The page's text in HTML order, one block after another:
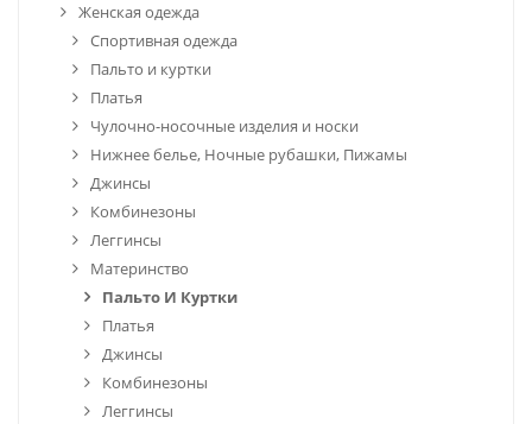
Женская одежда
Спортивная одежда
Пальто и куртки
Платья
Чулочно-носочные изделия и носки
Нижнее белье, Ночные рубашки, Пижамы
Джинсы
Комбинезоны
Леггинсы
Материнство
Пальто И Куртки
Платья
Джинсы
Комбинезоны
Леггинсы